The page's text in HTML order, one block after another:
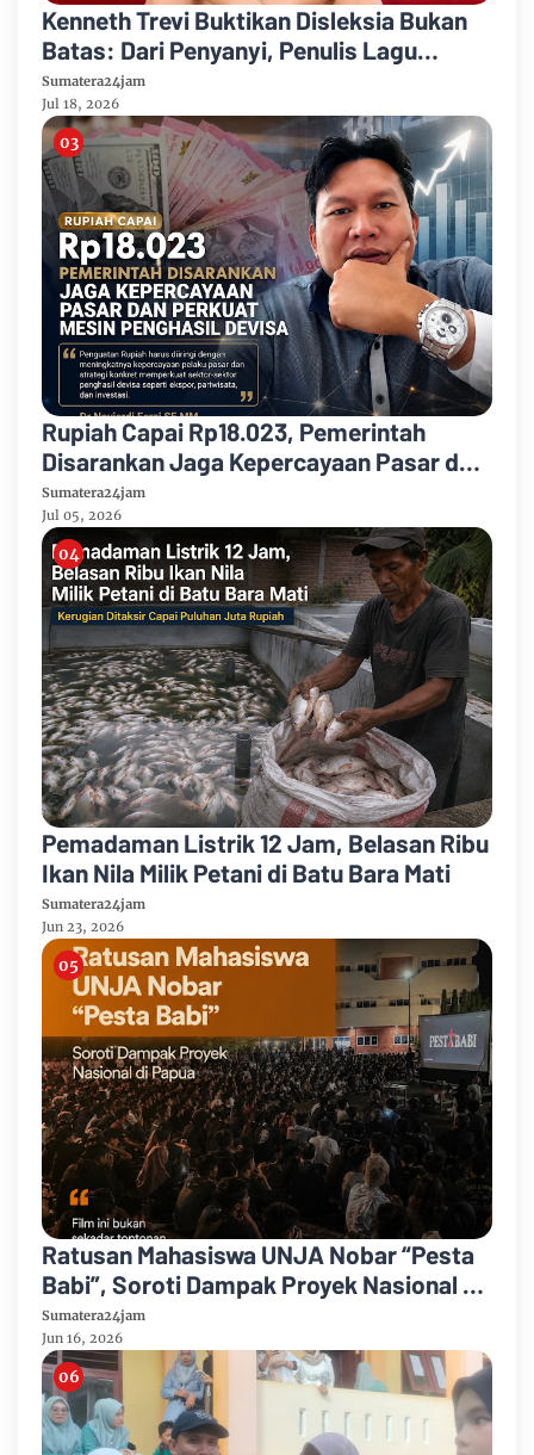
Kenneth Trevi Buktikan Disleksia Bukan
Batas: Dari Penyanyi, Penulis Lagu
hingga Recording Engineer
Sumatera24jam
Jul 18, 2026
Rupiah Capai Rp18.023, Pemerintah
Disarankan Jaga Kepercayaan Pasar dan
Perkuat Mesin Penghasil Devisa
Sumatera24jam
Jul 05, 2026
Pemadaman Listrik 12 Jam, Belasan Ribu
Ikan Nila Milik Petani di Batu Bara Mati
Sumatera24jam
Jun 23, 2026
Ratusan Mahasiswa UNJA Nobar “Pesta
Babi”, Soroti Dampak Proyek Nasional di
Papua
Sumatera24jam
Jun 16, 2026